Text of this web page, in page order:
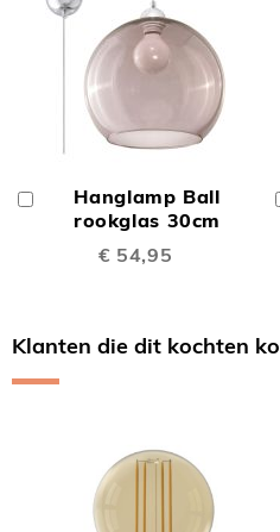
Hanglamp Ball
rookglas 30cm
€ 54,95
Winkelwagen
Klanten die dit kochten